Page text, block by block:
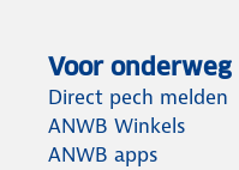
Voor onderweg
Direct pech melden
ANWB Winkels
ANWB apps